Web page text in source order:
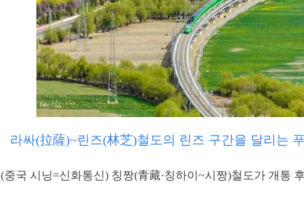
라싸(拉薩)~린즈(林芝)철도의 린즈 구간을 달리는
(중국 시닝=신화통신) 칭짱(青藏·칭하이~시짱)철도가 개통